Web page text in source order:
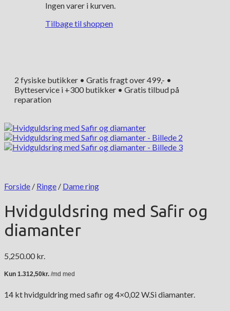
Ingen varer i kurven.
Tilbage til shoppen
2 fysiske butikker • Gratis fragt over 499,- •
Bytteservice i +300 butikker • Gratis tilbud på
reparation
Forside / Ringe / Dame ring
Hvidguldsring med Safir og
diamanter
5,250.00 kr.
14 kt hvidguldring med safir og 4×0,02 W.Si diamanter.